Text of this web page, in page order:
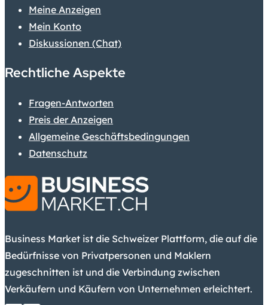
Meine Anzeigen
Mein Konto
Diskussionen (Chat)
Rechtliche Aspekte
Fragen-Antworten
Preis der Anzeigen
Allgemeine Geschäftsbedingungen
Datenschutz
Business Market ist die Schweizer Plattform, die auf die
Bedürfnisse von Privatpersonen und Maklern
zugeschnitten ist und die Verbindung zwischen
Verkäufern und Käufern von Unternehmen erleichtert.